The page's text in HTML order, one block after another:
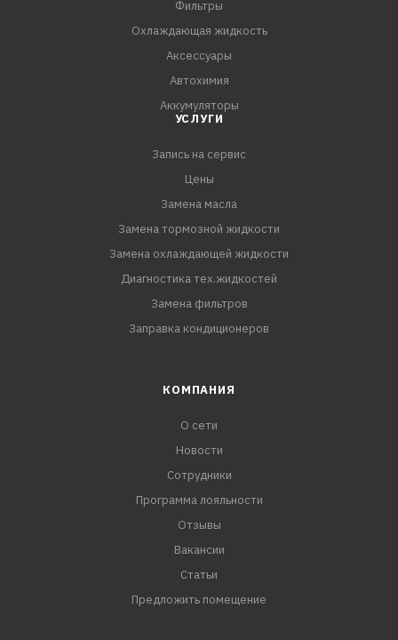
Щетка стеклоочистителя - 1 шт.
Фильтры
Охлаждающая жидкость
Аксессуары
Автохимия
Аккумуляторы
УСЛУГИ
Запись на сервис
Цены
Замена масла
Замена тормозной жидкости
Замена охлаждающей жидкости
Диагностика тех.жидкостей
Замена фильтров
Заправка кондиционеров
КОМПАНИЯ
О сети
Новости
Сотрудники
Программа лояльности
Отзывы
Вакансии
Статьи
Предложить помещение